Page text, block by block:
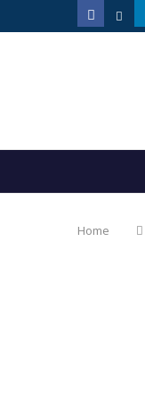
Home